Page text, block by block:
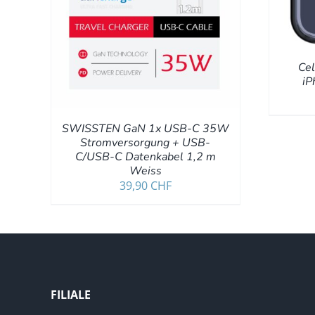
SWISSTEN GaN 1x USB-C 35W
Stromversorgung + USB-
C/USB-C Datenkabel 1,2 m
Weiss
39,90 CHF
FILIALE